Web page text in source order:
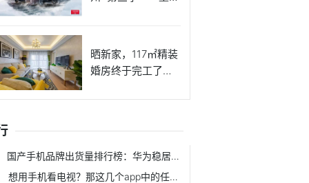
晒新家，117㎡精装
婚房终于完工了，
国产手机品牌出货量排行榜：华为稳居第一，第二是谁？
想用手机看电视？那这几个app中的任何一个就够你用了！